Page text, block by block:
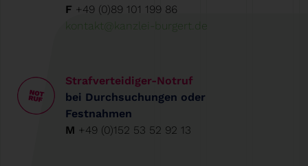
F +49 (0)89 101 199 86
kontakt@kanzlei-burgert.de
Strafverteidiger-Notruf
bei Durchsuchungen oder
Festnahmen
M +49 (0)152 53 52 92 13